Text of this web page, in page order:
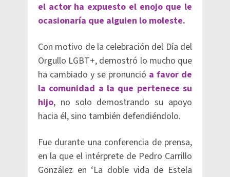
el actor ha expuesto el enojo que le
ocasionaría que alguien lo moleste.
Con motivo de la celebración del Día del
Orgullo LGBT+, demostró lo mucho que
ha cambiado y se pronunció a favor de
la comunidad a la que pertenece su
hijo, no solo demostrando su apoyo
hacia él, sino también defendiéndolo.
Fue durante una conferencia de prensa,
en la que el intérprete de Pedro Carrillo
González en ‘La doble vida de Estela